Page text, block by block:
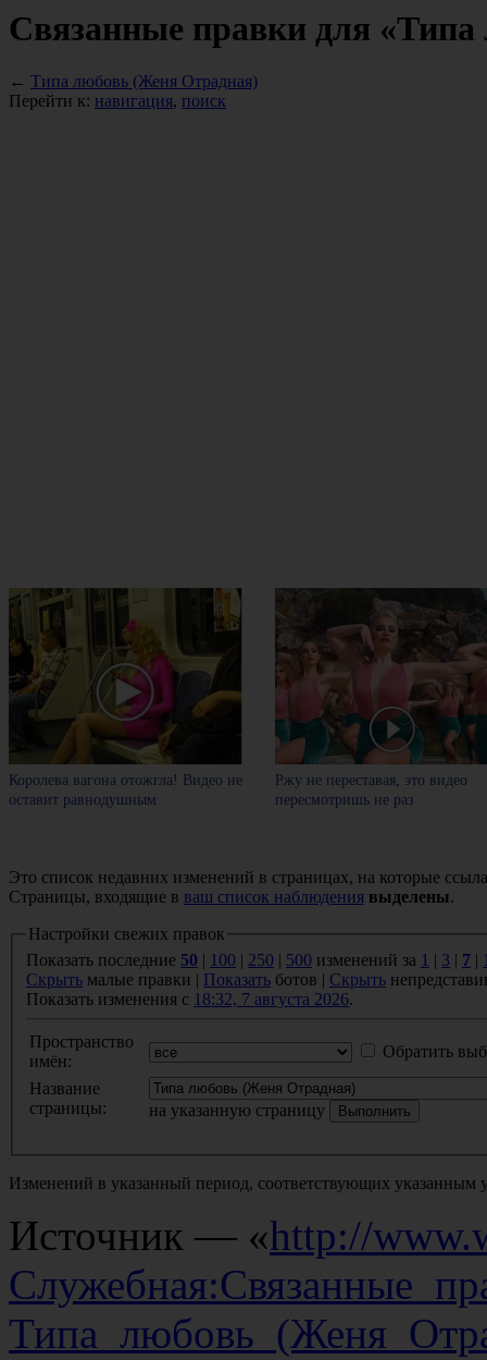
Связанные правки для
← Типа любовь (Женя Отрадная)
Перейти к: навигация, поиск
Королева вагона отожгла! Видео не
оставит равнодушным
Ржу не переставая, это видео
пересмотришь не раз
Это список недавних изменений в страницах, на которые
Страницы, входящие в ваш список наблюдения выделены.
Настройки свежих правок
Показать последние 50 | 100 | 250 | 500 изменений за 1 | 3 | 7 |
Скрыть малые правки | Показать ботов | Скрыть
Показать изменения с 18:32, 7 августа 2026.
Пространство
имён:
Обратить
Название
страницы:
на указанную страницу
Изменений в указанный период, соответствующих указанным
Источник — «http://